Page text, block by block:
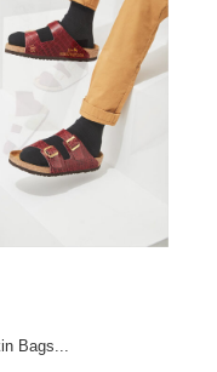
Bags...